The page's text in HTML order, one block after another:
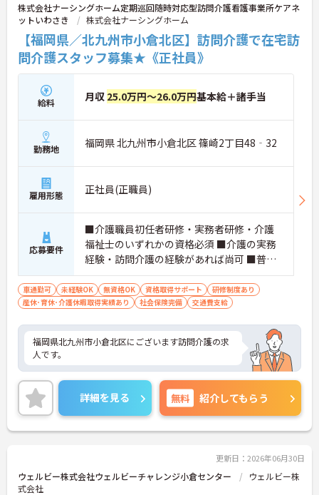
株式会社ナーシングホーム定期巡回随時対応型訪問介護看護事業所ケアネ
ットいわさき
株式会社ナーシングホーム
【福岡県／北九州市小倉北区】訪問介護で在宅訪
問介護スタッフ募集★《正社員》
給料 月収 25.0万円～26.0万円基本給＋諸手当
勤務地 福岡県 北九州市小倉北区 篠崎2丁目48‐32
雇用形態 正社員(正職員)
応募要件
■介護職員初任者研修・実務者研修・介護
福祉士のいずれかの資格必須 ■介護の実務
経験・訪問介護の経験があれば尚可 ■普通
自動車運転免許（AT限定可）必須 ■入力が
できる程度のPCスキル
車通勤可 未経験OK 無資格OK 資格取得サポート
研修制度あり
産休･育休･介護休暇取得実績あり
社会保険完備 交通費支給
福岡県北九州市小倉北区にございます訪問介護の求
人です。
詳細を見る 無料 紹介してもらう
更新日：2026年06月30日
ウェルビー株式会社ウェルビーチャレンジ小倉センター
ウェルビー株
式会社